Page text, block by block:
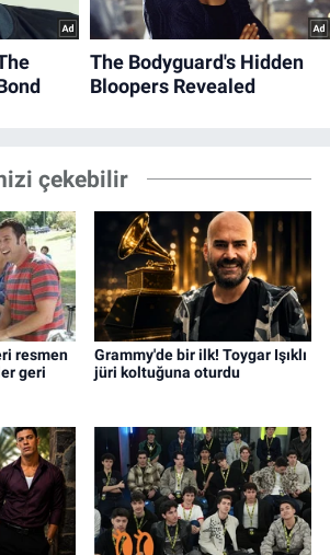
çekebilir
resmen
geri
Grammy'de bir ilk! Toygar Işıklı
jüri koltuğuna oturdu